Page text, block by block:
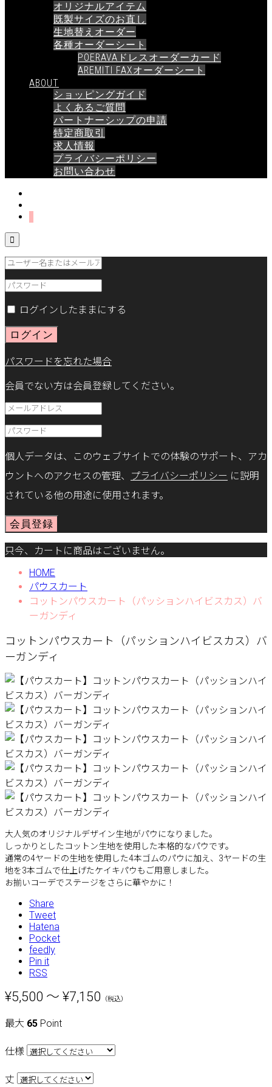
オリジナルアイテム
既製サイズのお直し
生地替えオーダー
各種オーダーシート
POERAVAドレスオーダーカード
AREMITI FAXオーダーシート
ABOUT
ショッピングガイド
よくあるご質問
パートナーシップの申請
特定商取引
求人情報
プライバシーポリシー
お問い合わせ

ログインしたままにする
ログイン
パスワードを忘れた場合
会員でない方は会員登録してください。
個人データは、このウェブサイトでの体験のサポート、アカ
ウントへのアクセスの管理、
プライバシーポリシー に説明
されている他の用途に使用されます。
会員登録
只今、カートに商品はございません。
HOME
パウスカート
コットンパウスカート（パッションハイビスカス）バ
ーガンディ
コットンパウスカート（パッションハイビスカス）バ
ーガンディ
大人気のオリジナルデザイン生地がパウになりました。
しっかりとしたコットン生地を使用した本格的なパウです。
通常の4ヤードの生地を使用した4本ゴムのパウに加え、3ヤードの生
地を3本ゴムで仕上げたケイキパウもご用意しました。
お揃いコーデでステージをさらに華やかに！
Share
Tweet
Hatena
Pocket
feedly
Pin it
RSS
¥5,500 ～ ¥7,150 （税込）
最大 65 Point
仕様
丈